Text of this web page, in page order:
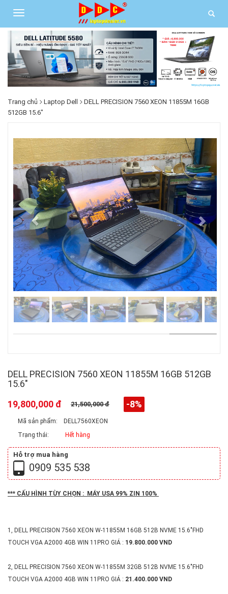
Trang chủ Laptop Dell
DELL PRECISION 7560 XEON 11855M 16GB
512GB 15.6"
DELL PRECISION 7560 XEON 11855M 16GB 512GB
15.6"
19,800,000 đ
21,500,000 đ -8%
Mã sản phẩm:
DELL7560XEON
Trạng thái:
Hết hàng
Hỗ trợ mua hàng
0909 535 538
*** CẤU HÌNH TÙY CHỌN : MÁY USA 99% ZIN 100%
1, DELL PRECISION 7560 XEON W-11855M 16GB 512B NVME 15.6"FHD
TOUCH VGA A2000 4GB WIN 11PRO GIÁ : 19.800.000 VND
2, DELL PRECISION 7560 XEON W-11855M 32GB 512B NVME 15.6"FHD
TOUCH VGA A2000 4GB WIN 11PRO GIÁ : 21.400.000 VND